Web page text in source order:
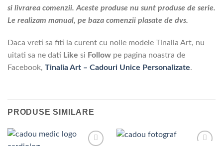
si livrarea comenzii. Aceste produse nu sunt produse de serie.
Le realizam manual, pe baza comenzii plasate de dvs.
Daca vreti sa fiti la curent cu noile modele Tinalia Art, nu
uitati sa ne dati Like si Follow pe pagina noastra de
Facebook, Tinalia Art – Cadouri Unice Personalizate.
PRODUSE SIMILARE